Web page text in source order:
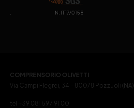
. N. IT17/0158
COMPRENSORIO OLIVETTI
Via Campi Flegrei, 34 – 80078 Pozzuoli (NA)
tel +39 081 597 91 00